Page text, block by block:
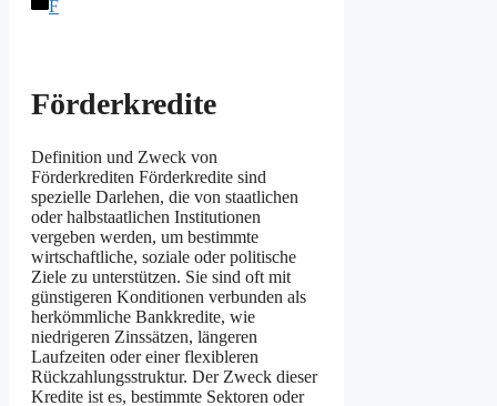
F
Förderkredite
Definition und Zweck von
Förderkrediten Förderkredite sind
spezielle Darlehen, die von staatlichen
oder halbstaatlichen Institutionen
vergeben werden, um bestimmte
wirtschaftliche, soziale oder politische
Ziele zu unterstützen. Sie sind oft mit
günstigeren Konditionen verbunden als
herkömmliche Bankkredite, wie
niedrigeren Zinssätzen, längeren
Laufzeiten oder einer flexibleren
Rückzahlungsstruktur. Der Zweck dieser
Kredite ist es, bestimmte Sektoren oder